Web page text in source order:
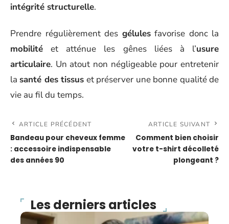
intégrité structurelle.
Prendre régulièrement des gélulesfavorise donc la
mobilité et atténue les gênes liées à l’usure
articulaire. Un atout non négligeable pour entretenir
la santé des tissus et préserver une bonne qualité de
vie au fil du temps.
ARTICLE PRÉCÉDENT
Bandeau pour cheveux femme
: accessoire indispensable
des années 90
ARTICLE SUIVANT
Comment bien choisir
votre t-shirt décolleté
plongeant ?
Les derniers articles